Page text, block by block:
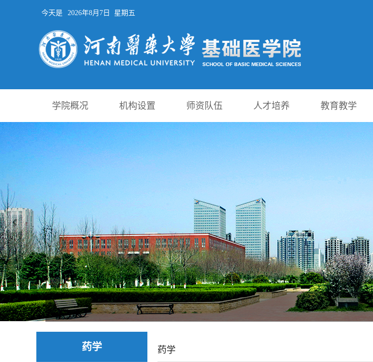
今天是 2026年8月7日 星期五
学院概况 机构设置 师资队伍 人才培养 教育教学
药学 药学